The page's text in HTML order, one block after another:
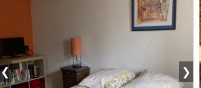
❮ ❯